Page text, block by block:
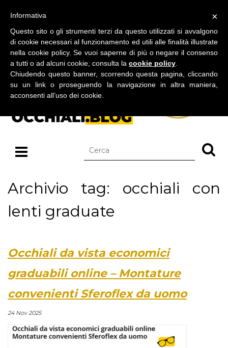
BLOG SU OCCHIALI DA SOLE E OCCHIALI DA VISTA
Archivio tag: occhiali con
lenti graduate
Occhiali da vista economici
graduabili online – Montature
convenienti Sferoflex da uomo
24 Nov 2025
×
Informativa
Questo sito o gli strumenti terzi da questo utilizzati si avvalgono
di cookie necessari al funzionamento ed utili alle finalità illustrate
nella cookie policy. Se vuoi saperne di più o negare il consenso
a tutti o ad alcuni cookie, consulta la cookie policy
Chiudendo questo banner, scorrendo questa pagina, cliccando
su un link o proseguendo la navigazione in altra maniera,
acconsenti all’uso dei cookie.